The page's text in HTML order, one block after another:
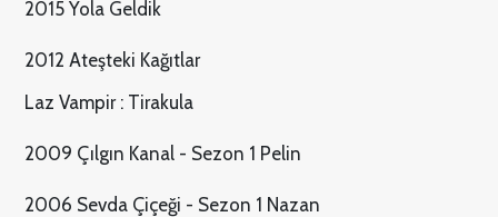
2015 Yola Geldik
2012 Ateşteki Kağıtlar
Laz Vampir : Tirakula
2009 Çılgın Kanal - Sezon 1 Pelin
2006 Sevda Çiçeği - Sezon 1 Nazan